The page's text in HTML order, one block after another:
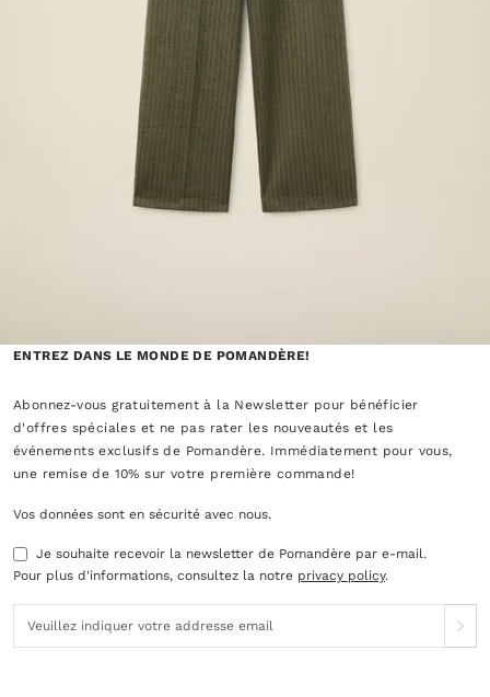
ENTREZ DANS LE MONDE DE POMANDÈRE!
Abonnez-vous gratuitement à la Newsletter pour bénéficier
d'offres spéciales et ne pas rater les nouveautés et les
événements exclusifs de Pomandère. Immédiatement pour vous,
une remise de 10% sur votre première commande!
Vos données sont en sécurité avec nous.
Je souhaite recevoir la newsletter de Pomandère par e-mail.
Pour plus d'informations, consultez la notre privacy policy.